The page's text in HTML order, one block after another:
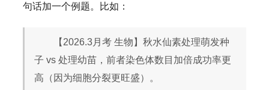
句话加一个例题。比如：
【2026.3月考 生物】秋水仙素处理萌发种
子 vs 处理幼苗，前者染色体数目加倍成功率更
高（因为细胞分裂更旺盛）。